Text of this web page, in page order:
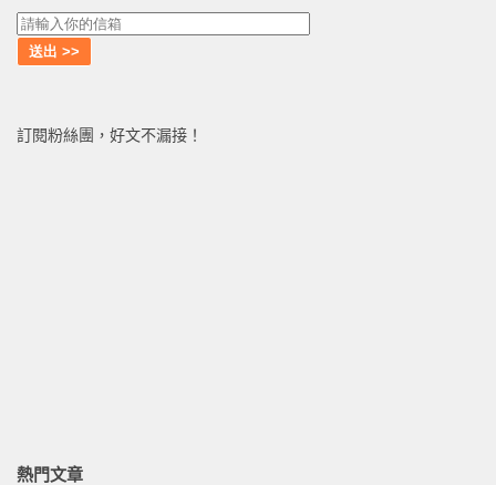
訂閱粉絲團，好文不漏接！
熱門文章